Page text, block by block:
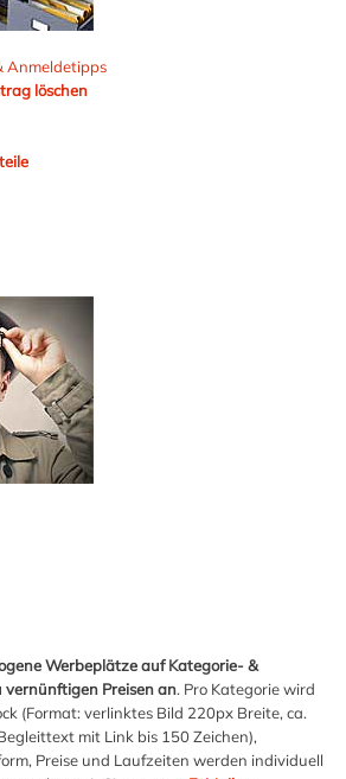
Anmeldetipps
löschen
Werbeplätze auf Kategorie- &
Preisen an. Pro Kategorie wird
(Format: verlinktes Bild 220px Breite, ca.
mit Link bis 150 Zeichen),
Preise und Laufzeiten werden individuell